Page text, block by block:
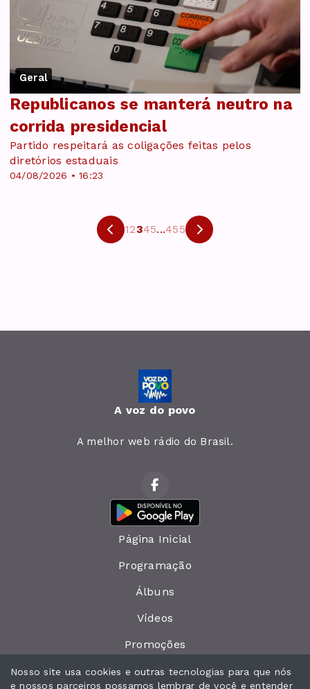
Geral
04/08/2026 • 16:23
Republicanos se manterá neutro na
corrida presidencial
Partido respeitará as coligações feitas pelos
diretórios estaduais
12345...455
A voz do povo
A melhor web rádio do Brasil.
Página Inicial
Programação
Álbuns
Vídeos
Promoções
Eventos
Nosso site usa cookies e outras tecnologias para que nós
e nossos parceiros possamos lembrar de você e entender